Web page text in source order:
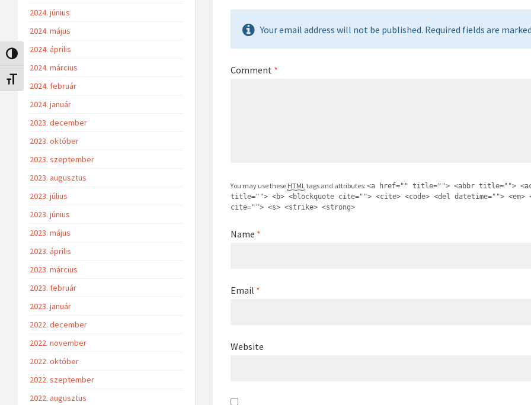
Nagy kontraszt váltása
Betűméret váltása
Your email address will not be published. Required fields are
Comment *
You may use these HTML tags and attributes: <a href="" title=""> <abbr title="">
title=""> <b> <blockquote cite=""> <cite> <code> <del datetime=""> <em>
cite=""> <s> <strike> <strong>
Name *
Email *
Website
2024. június
2024. május
2024. április
2024. március
2024. február
2024. január
2023. december
2023. október
2023. szeptember
2023. augusztus
2023. július
2023. június
2023. május
2023. április
2023. március
2023. február
2023. január
2022. december
2022. november
2022. október
2022. szeptember
2022. augusztus